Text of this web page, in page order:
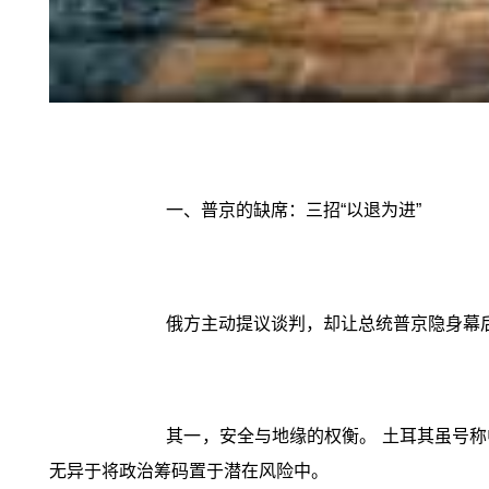
一、普京的缺席：三招“以退为进”
俄方主动提议谈判，却让总统普京隐身幕
其一，安全与地缘的权衡。 土耳其虽号
无异于将政治筹码置于潜在风险中。